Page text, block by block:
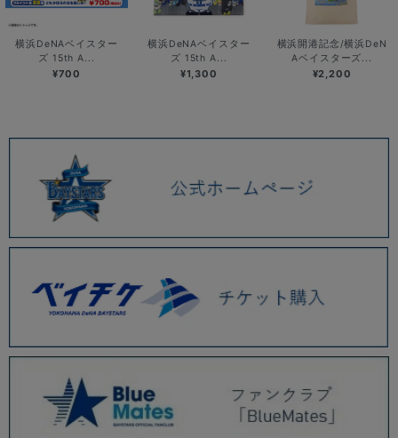
横浜DeNAベイスター
ズ 15th A...
¥700
横浜DeNAベイスター
ズ 15th A...
¥1,300
横浜開港記念/横浜DeN
Aベイスターズ...
¥2,200